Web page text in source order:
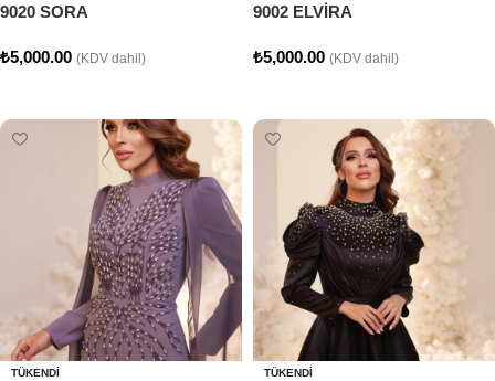
9020 SORA
₺5,000.00 (KDV dahil)
9002 ELVİRA
₺5,000.00 (KDV dahil)
TÜKENDI TÜKENDI